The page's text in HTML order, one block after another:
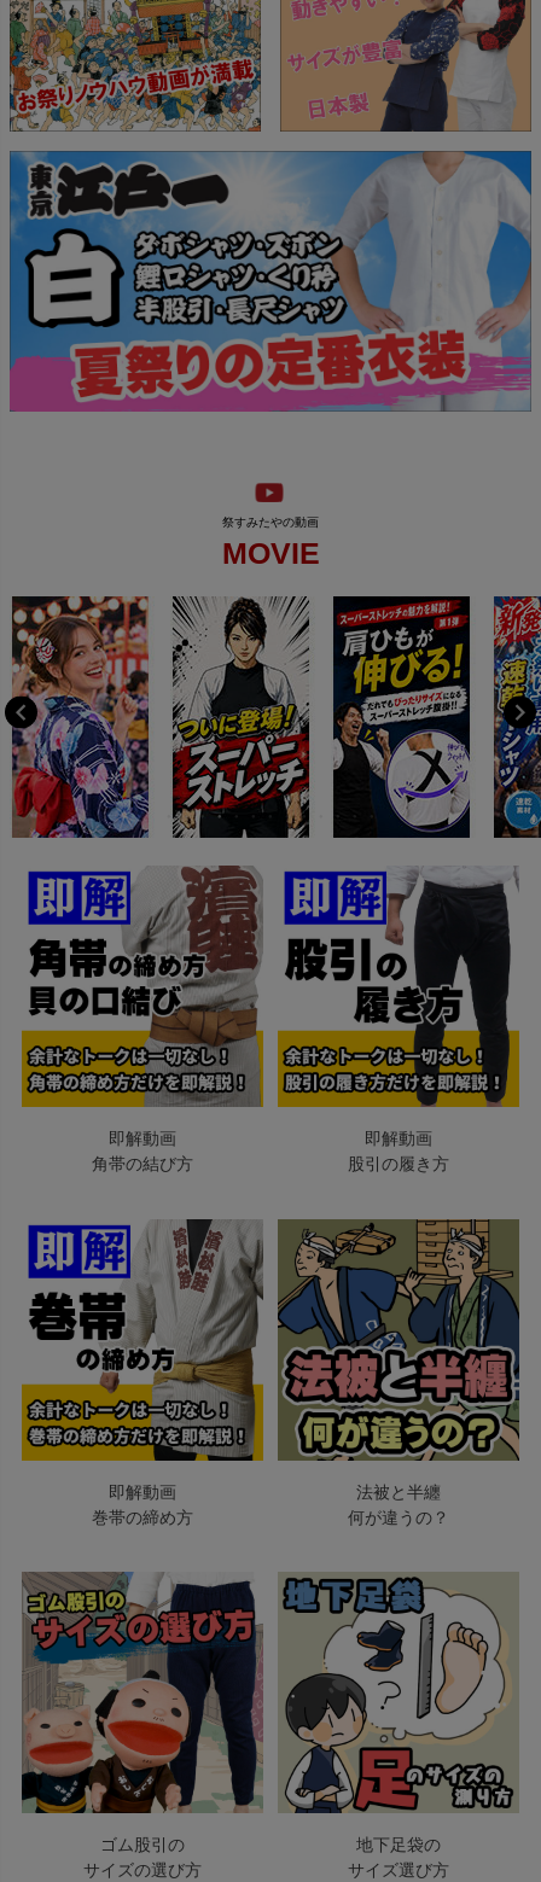
MOVIE
即解動画
角帯の結び方
即解動画
股引の履き方
即解動画
巻帯の締め方
法被と半纏
何が違うの？
ゴム股引の
サイズの選び方
地下足袋の
サイズ選び方